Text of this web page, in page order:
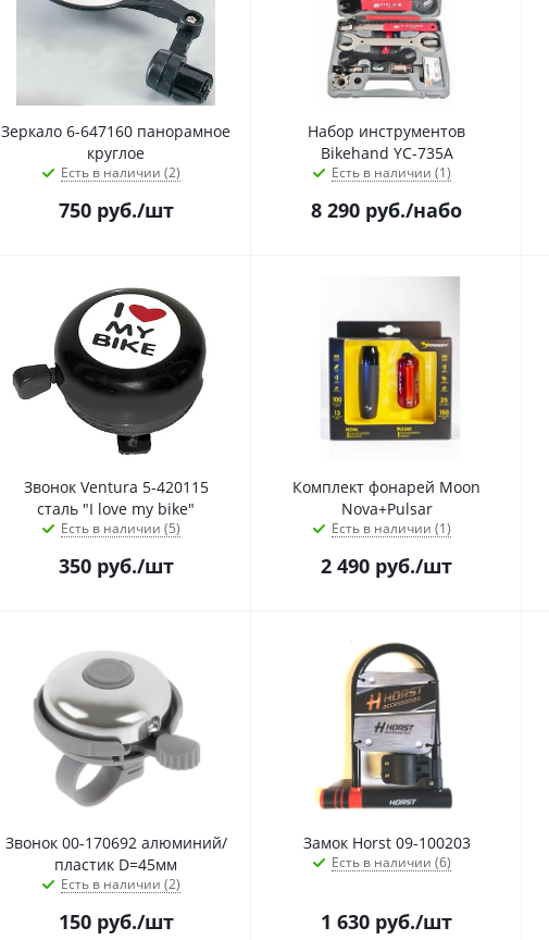
Зеркало 6-647160 панорамное
круглое
Есть в наличии (2)
750руб./шт
Набор инструментов
Bikehand YC-735A
Есть в наличии (1)
8 290 руб./набо
Звонок Ventura 5-420115
сталь "I love my bike"
Есть в наличии (5)
350руб./шт
Комплект фонарей Moon
Nova+Pulsar
Есть в наличии (1)
2 490 руб./шт
Звонок 00-170692 алюминий/
пластик D=45мм
Есть в наличии (2)
150руб./шт
Замок Horst 09-100203
Есть в наличии (6)
1 630 руб./шт